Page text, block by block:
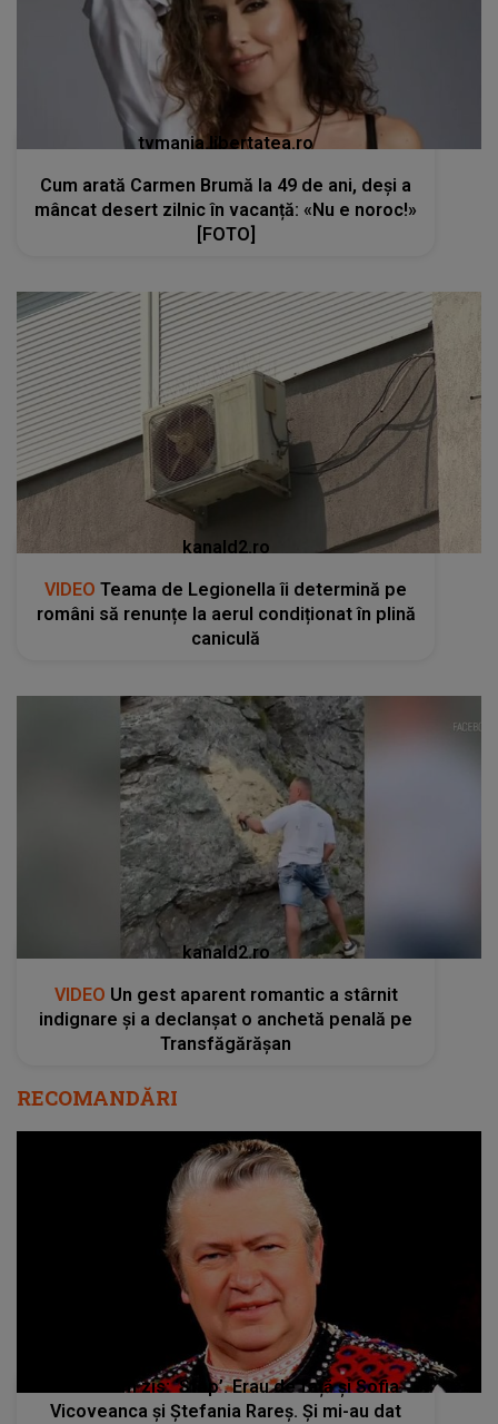
tvmania.libertatea.ro
Cum arată Carmen Brumă la 49 de ani, deși a
mâncat desert zilnic în vacanță: «Nu e noroc!»
[FOTO]
kanald2.ro
VIDEO Teama de Legionella îi determină pe
români să renunțe la aerul condiționat în plină
caniculă
kanald2.ro
VIDEO Un gest aparent romantic a stârnit
indignare și a declanșat o anchetă penală pe
Transfăgărășan
RECOMANDĂRI
"Iar eu am zis: ‘Stop’. Erau de față și Sofia
Vicoveanca și Ștefania Rareș. Și mi-au dat